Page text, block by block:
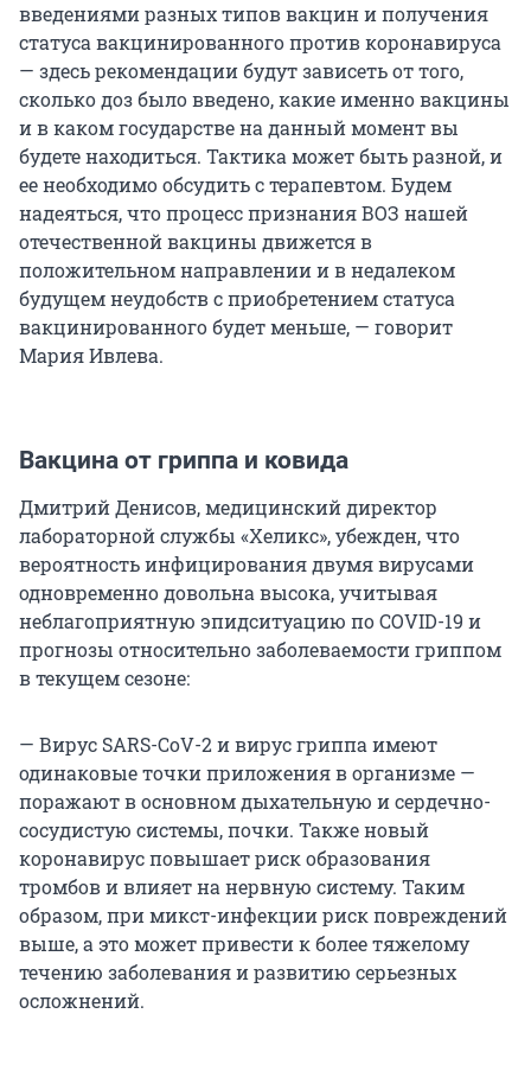
введениями разных типов вакцин и получения
статуса вакцинированного против коронавируса
— здесь рекомендации будут зависеть от того,
сколько доз было введено, какие именно вакцины
и в каком государстве на данный момент вы
будете находиться. Тактика может быть разной, и
ее необходимо обсудить с терапевтом. Будем
надеяться, что процесс признания ВОЗ нашей
отечественной вакцины движется в
положительном направлении и в недалеком
будущем неудобств с приобретением статуса
вакцинированного будет меньше, — говорит
Мария Ивлева.
Вакцина от гриппа и ковида
Дмитрий Денисов, медицинский директор
лабораторной службы «Хеликс», убежден, что
вероятность инфицирования двумя вирусами
одновременно довольна высока, учитывая
неблагоприятную эпидситуацию по COVID-19 и
прогнозы относительно заболеваемости гриппом
в текущем сезоне:
— Вирус SARS-CoV-2 и вирус гриппа имеют
одинаковые точки приложения в организме —
поражают в основном дыхательную и сердечно-
сосудистую системы, почки. Также новый
коронавирус повышает риск образования
тромбов и влияет на нервную систему. Таким
образом, при микст-инфекции риск повреждений
выше, а это может привести к более тяжелому
течению заболевания и развитию серьезных
осложнений.